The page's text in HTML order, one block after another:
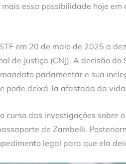
essa possibilidade hoje
em 20 de maio de 2025 a
de Justiça (CNJ). A decisão
parlamentar e sua
pode deixá-la afastada da
curso das investigações sobre
de Zambelli.
legal para que ela